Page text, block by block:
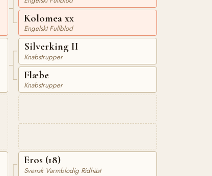
Kolomea xx
Engelskt Fullblod
Silverking II
Knabstrupper
Flæbe
Knabstrupper
Eros (18)
Svensk Varmblodig Ridhäst